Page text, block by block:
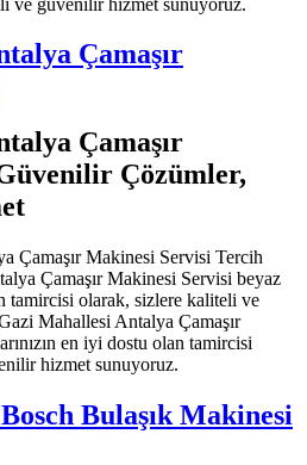
Çamaşır
Çamaşır
Çözümler,
Çamaşır Makinesi Servisi Tercih
Çamaşır Makinesi Servisi beyaz
tamircisi olarak, sizlere kaliteli ve
Mahallesi Antalya Çamaşır
en iyi dostu olan tamircisi
hizmet sunuyoruz.
Bulaşık Makinesi